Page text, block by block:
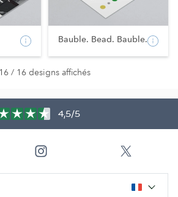
Bauble. Bead. Bauble.
16 / 16 designs affichés
4,5/5